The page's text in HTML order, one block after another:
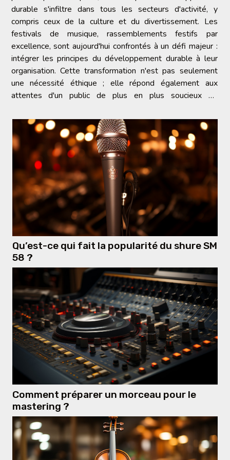
durable s'infiltre dans tous les secteurs d'activité, y
compris ceux de la culture et du divertissement. Les
festivals de musique, rassemblements festifs par
excellence, sont aujourd'hui confrontés à un défi majeur :
intégrer les principes du développement durable à leur
organisation. Cette transformation n'est pas seulement
une nécessité éthique ; elle répond également aux
attentes d'un public de plus en plus soucieux de
organisateurs de...
Qu’est-ce qui fait la popularité du shure SM
58 ?
Comment préparer un morceau pour le
mastering ?